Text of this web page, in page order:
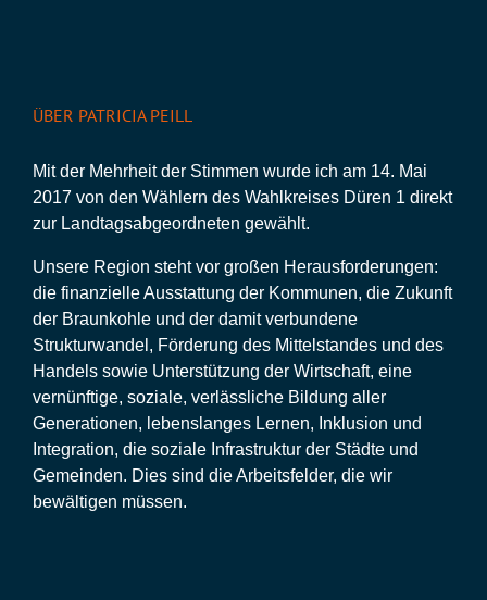
ÜBER PATRICIA PEILL
Mit der Mehrheit der Stimmen wurde ich am 14. Mai
2017 von den Wählern des Wahlkreises Düren 1 direkt
zur Landtagsabgeordneten gewählt.
Unsere Region steht vor großen Herausforderungen:
die finanzielle Ausstattung der Kommunen, die Zukunft
der Braunkohle und der damit verbundene
Strukturwandel, Förderung des Mittelstandes und des
Handels sowie Unterstützung der Wirtschaft, eine
vernünftige, soziale, verlässliche Bildung aller
Generationen, lebenslanges Lernen, Inklusion und
Integration, die soziale Infrastruktur der Städte und
Gemeinden. Dies sind die Arbeitsfelder, die wir
bewältigen müssen.